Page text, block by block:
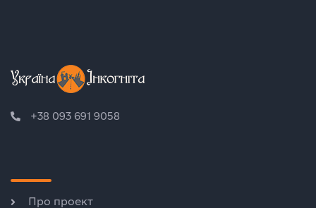
+38 093 691 9058
Про проект